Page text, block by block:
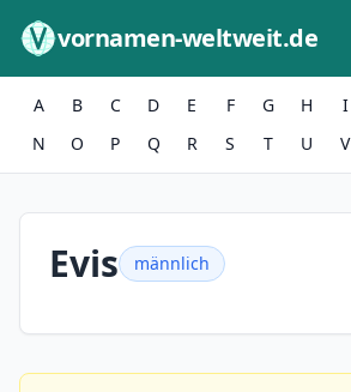
vornamen-weltweit.de
A B C D E F G H I
N
O P Q R S T U V
Evis männlich